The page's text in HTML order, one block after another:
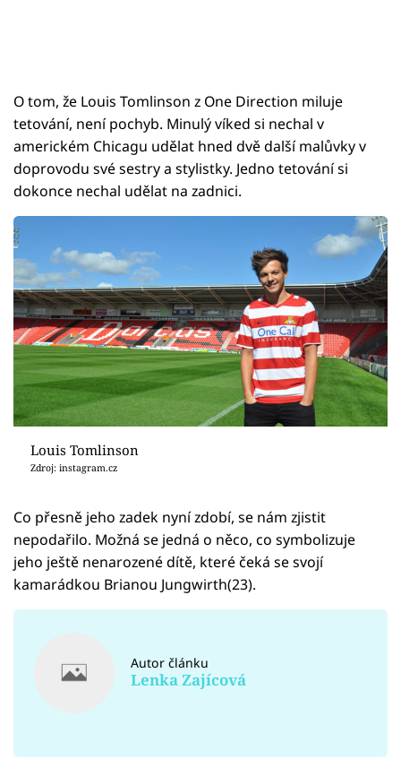
O tom, že Louis Tomlinson z One Direction miluje
tetování, není pochyb. Minulý víked si nechal v
americkém Chicagu udělat hned dvě další malůvky v
doprovodu své sestry a stylistky. Jedno tetování si
dokonce nechal udělat na zadnici.
Louis Tomlinson
Zdroj: instagram.cz
Co přesně jeho zadek nyní zdobí, se nám zjistit
nepodařilo. Možná se jedná o něco, co symbolizuje
jeho ještě nenarozené dítě, které čeká se svojí
kamarádkou Brianou Jungwirth(23).
Autor článku
Lenka Zajícová